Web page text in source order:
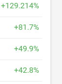
+129.214%
+81.7%
+49.9%
+42.8%